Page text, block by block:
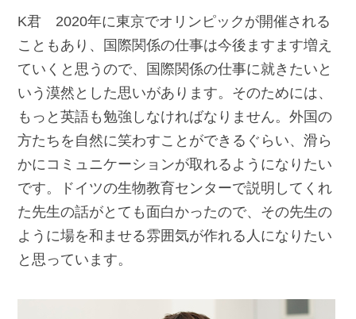
K君 2020年に東京でオリンピックが開催される
こともあり、国際関係の仕事は今後ますます増え
ていくと思うので、国際関係の仕事に就きたいと
いう漠然とした思いがあります。そのためには、
もっと英語も勉強しなければなりません。外国の
方たちを自然に笑わすことができるぐらい、滑ら
かにコミュニケーションが取れるようになりたい
です。ドイツの生物教育センターで説明してくれ
た先生の話がとても面白かったので、その先生の
ように場を和ませる雰囲気が作れる人になりたい
と思っています。